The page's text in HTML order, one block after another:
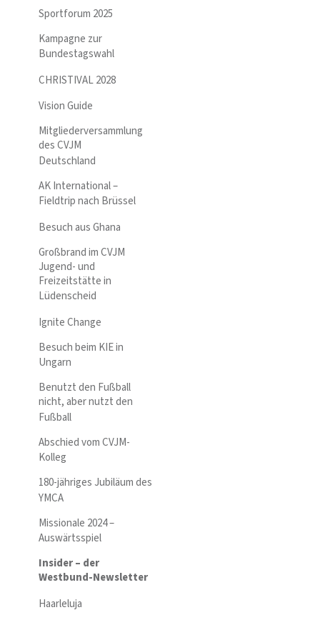
Sportforum 2025
Kampagne zur
Bundestagswahl
CHRISTIVAL 2028
Vision Guide
Mitgliederversammlung
des CVJM
Deutschland
AK International –
Fieldtrip nach Brüssel
Besuch aus Ghana
Großbrand im CVJM
Jugend- und
Freizeitstätte in
Lüdenscheid
Ignite Change
Besuch beim KIE in
Ungarn
Benutzt den Fußball
nicht, aber nutzt den
Fußball
Abschied vom CVJM-
Kolleg
180-jähriges Jubiläum des
YMCA
Missionale 2024 –
Auswärtsspiel
Insider – der
Westbund-Newsletter
Haarleluja